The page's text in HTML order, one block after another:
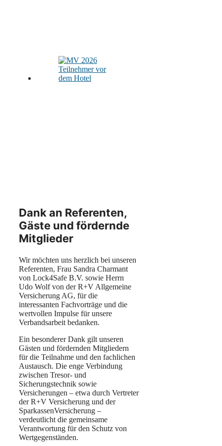
Dank an Referenten,
Gäste und fördernde
Mitglieder
Wir möchten uns herzlich bei unseren
Referenten, Frau Sandra Charmant
von Lock4Safe B.V. sowie Herrn
Udo Wolf von der R+V Allgemeine
Versicherung AG, für die
interessanten Fachvorträge und die
wertvollen Impulse für unsere
Verbandsarbeit bedanken.
Ein besonderer Dank gilt unseren
Gästen und fördernden Mitgliedern
für die Teilnahme und den fachlichen
Austausch. Die enge Verbindung
zwischen Tresor- und
Sicherungstechnik sowie
Versicherungen – etwa durch Vertreter
der R+V Versicherung und der
SparkassenVersicherung –
verdeutlicht die gemeinsame
Verantwortung für den Schutz von
Wertgegenständen.